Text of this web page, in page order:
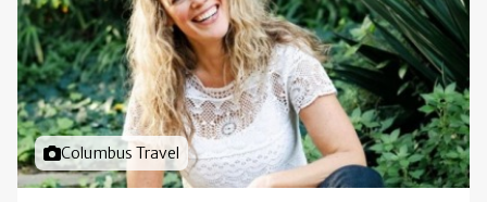
Foto door
Columbus Travel